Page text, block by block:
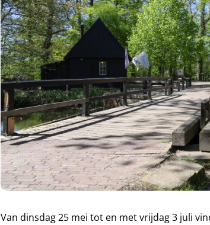
Van dinsdag 25 mei tot en met vrijdag 3 juli